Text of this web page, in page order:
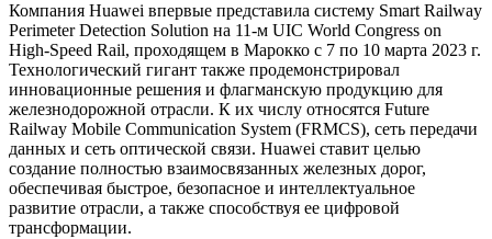
Компания Huawei впервые представила систему Smart Railway
Perimeter Detection Solution на 11-м UIC World Congress on
High-Speed Rail, проходящем в Марокко с 7 по 10 марта 2023 г.
Технологический гигант также продемонстрировал
инновационные решения и флагманскую продукцию для
железнодорожной отрасли. К их числу относятся Future
Railway Mobile Communication System (FRMCS), сеть передачи
данных и сеть оптической связи. Huawei ставит целью
создание полностью взаимосвязанных железных дорог,
обеспечивая быстрое, безопасное и интеллектуальное
развитие отрасли, а также способствуя ее цифровой
трансформации.